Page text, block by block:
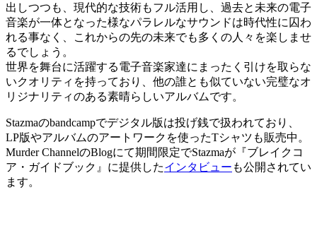
出しつつも、現代的な技術もフル活用し、過去と未来の電子
音楽が一体となった様なパラレルなサウンドは時代性に囚わ
れる事なく、これからの先の未来でも多くの人々を楽しませ
るでしょう。
世界を舞台に活躍する電子音楽家達にまったく引けを取らな
いクオリティを持っており、他の誰とも似ていない完璧なオ
リジナリティのある素晴らしいアルバムです。
Stazmaのbandcampでデジタル版は投げ銭で扱われており、
LP版やアルバムのアートワークを使ったTシャツも販売中。
Murder ChannelのBlogにて期間限定でStazmaが『ブレイクコ
ア・ガイドブック』に提供したインタビュー も公開されてい
ます。